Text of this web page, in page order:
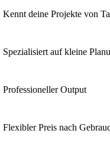
Kennt deine Projekte von
Spezialisiert auf kleine
Professioneller Output
Flexibler Preis nach